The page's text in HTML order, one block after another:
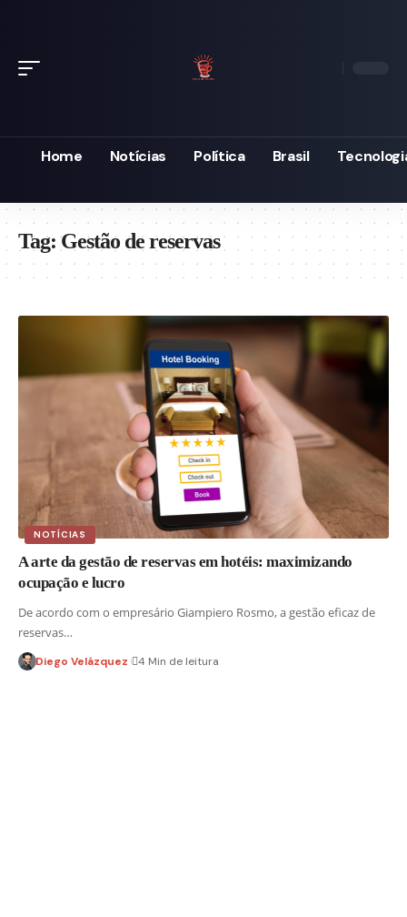
Home Notícias Política Brasil
Tag:Gestão de reservas
NOTÍCIAS
A arte da gestão de reservas em hotéis: maximizando
ocupação e lucro
De acordo com o empresário Giampiero Rosmo, a gestão eficaz de
reservas…
Diego Velázquez 4 Min de leitura